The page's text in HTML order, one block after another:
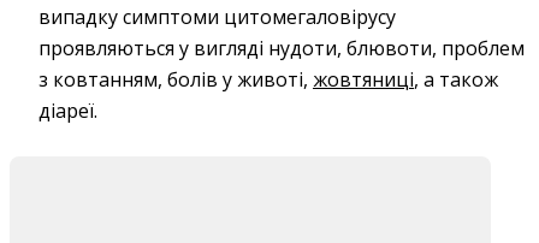
випадку симптоми цитомегаловірусу
проявляються у вигляді нудоти, блювоти, проблем
з ковтанням, болів у животі, жовтяниці, а також
діареї.